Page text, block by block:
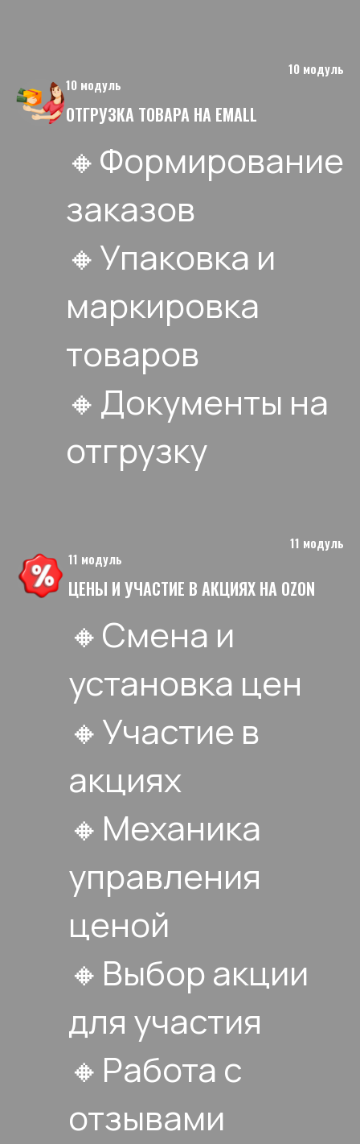
10 модуль
10 модуль
ОТГРУЗКА ТОВАРА НА EMALL
🔸Формирование
заказов
🔸Упаковка и
маркировка
товаров
🔸Документы на
отгрузку
11 модуль
11 модуль
ЦЕНЫ И УЧАСТИЕ В АКЦИЯХ НА OZON
🔸Смена и
установка цен
🔸Участие в
акциях
🔸Механика
управления
ценой
🔸Выбор акции
для участия
🔸Работа с
отзывами